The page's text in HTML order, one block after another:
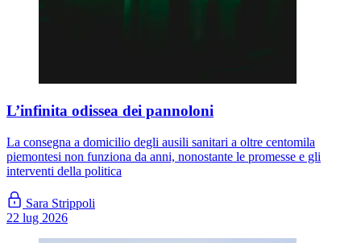
L’infinita odissea dei pannoloni
La consegna a domicilio degli ausili sanitari a oltre centomila
piemontesi non funziona da anni, nonostante le promesse e gli
interventi della politica
Sara Strippoli
22 lug 2026